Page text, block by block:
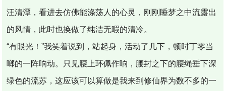
汪清潭，看进去仿佛能涤荡人的心灵，刚刚睡梦之中流露出
的风情，此时也换做了纯洁无暇的清冷。
“有眼光！”我笑着说到，站起身，活动了几下，顿时丁零当
啷的一阵响动。只见腰上环佩作响，腰封之下的腰绳垂下深
绿色的流苏，这应该可以算做是我来到修仙界为数不多的一